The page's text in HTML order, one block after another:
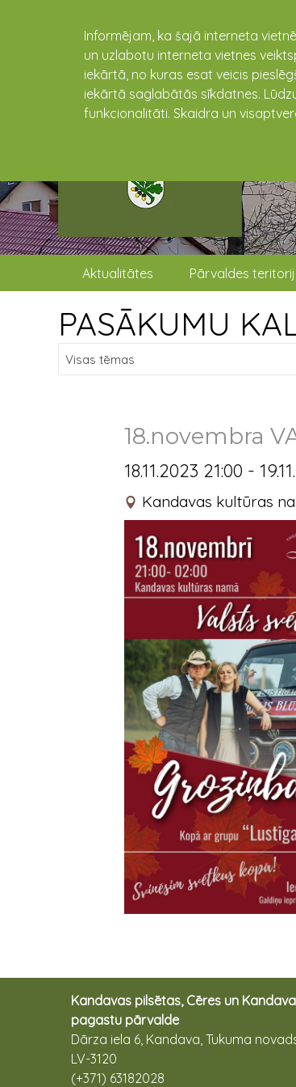
Informējam, ka šajā interneta
un uzlabotu interneta vietnes
iekārtā, no kuras esat veicis
iekārtā saglabātās sīkdatnes.
funkcionalitāti. Skaidra un
Aktualitātes Pārvaldes
PASĀKUMU
18.novembra
18.11.2023 21:00 -
Kandavas kultūras
Kandavas pilsētas, Cēres un
pagastu pārvalde
Dārza iela 6, Kandava, Tukuma
LV-3120
(+371) 63182028